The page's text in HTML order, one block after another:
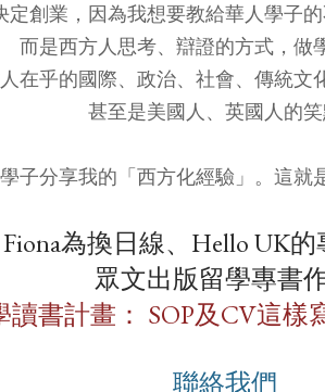
定創業，因為我想要教給華人學子
而是西方人思考、辯證的方式，做
在乎的國際、政治、社會、傳統文
甚至是美國人、英國人的笑
子分享我的「西方化經驗」。這就
Fiona為換日線、Hello UK的
眾文出版留學專書
讀書計畫： SOP及CV這樣
聯絡我們